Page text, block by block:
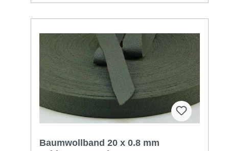
Baumwollband 20 x 0.8 mm